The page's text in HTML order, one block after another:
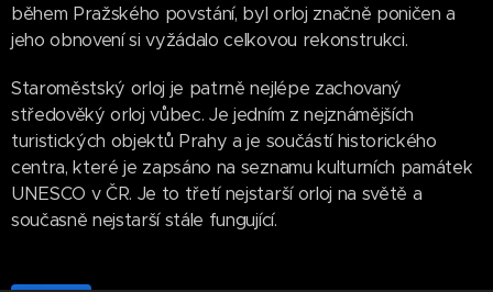
během Pražského povstání, byl orloj značně poničen a
jeho obnovení si vyžádalo celkovou rekonstrukci.
Staroměstský orloj je patrně nejlépe zachovaný
středověký orloj vůbec. Je jedním z nejznámějších
turistických objektů Prahy a je součástí historického
centra, které je zapsáno na seznamu kulturních památek
UNESCO v ČR. Je to třetí nejstarší orloj na světě a
současně nejstarší stále fungující.